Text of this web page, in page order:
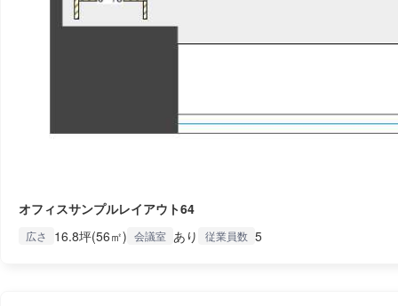
オフィスサンプルレイアウト64
広さ 16.8坪(56㎡) 会議室 あり 従業員数 5